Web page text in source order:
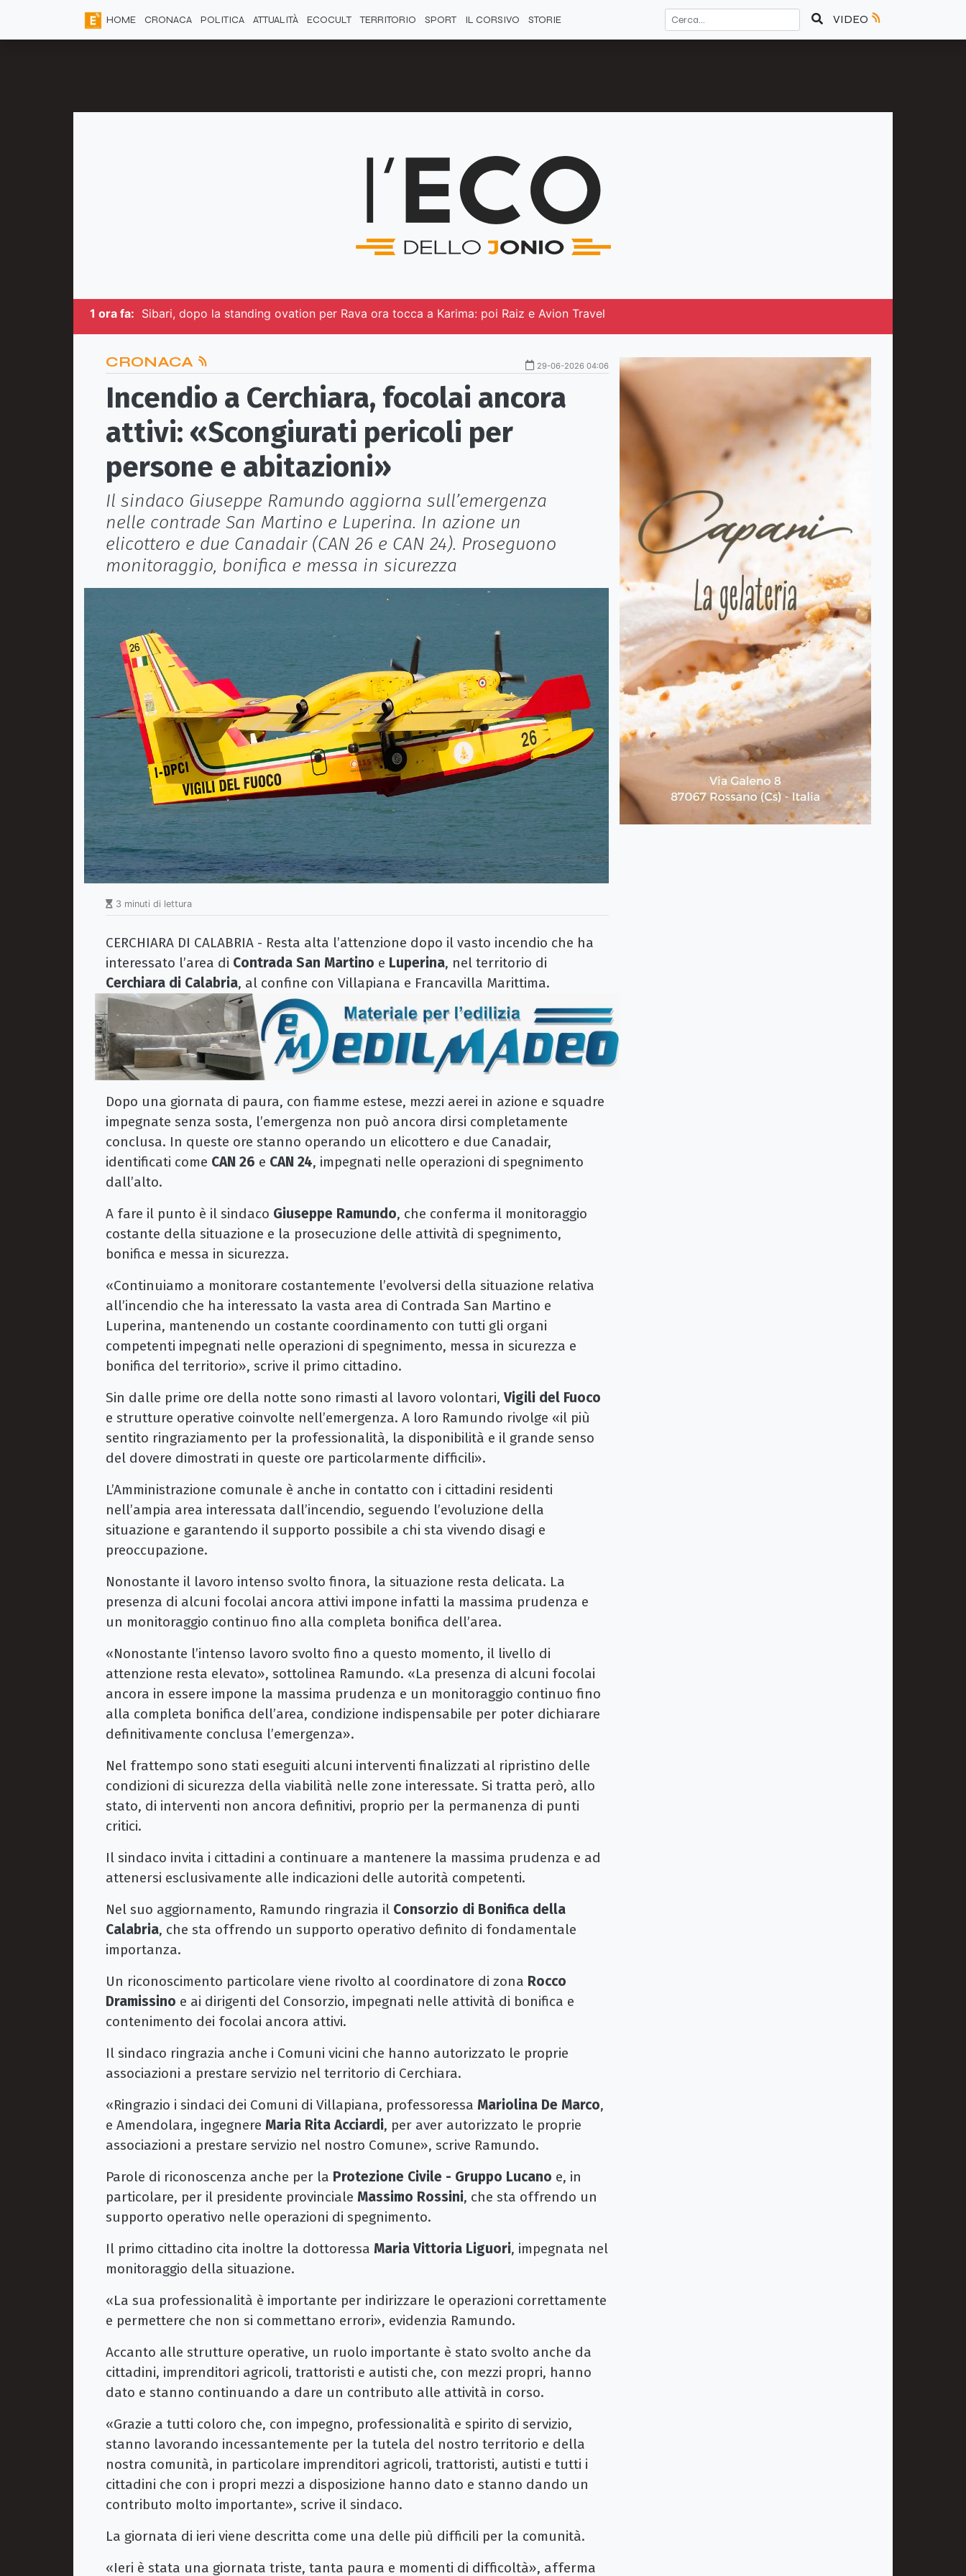
HOME CRONACA POLITICA ATTUALITÀ ECOCULT TERRITORIO SPORT IL CORSIVO STORIE VIDEO
1 ora fa: Sibari, dopo la standing ovation per Rava ora tocca a Karima: poi Raiz e Avion Travel
CRONACA 29-06-2026 04:06
Incendio a Cerchiara, focolai ancora
attivi: «Scongiurati pericoli per
persone e abitazioni»
Il sindaco Giuseppe Ramundo aggiorna sull’emergenza
nelle contrade San Martino e Luperina. In azione un
elicottero e due Canadair (CAN 26 e CAN 24). Proseguono
monitoraggio, bonifica e messa in sicurezza
3 minuti di lettura
CERCHIARA DI CALABRIA - Resta alta l’attenzione dopo il vasto incendio che ha
interessato l’area di Contrada San Martino e Luperina, nel territorio di
Cerchiara di Calabria, al confine con Villapiana e Francavilla Marittima.
Dopo una giornata di paura, con fiamme estese, mezzi aerei in azione e squadre
impegnate senza sosta, l’emergenza non può ancora dirsi completamente
conclusa. In queste ore stanno operando un elicottero e due Canadair,
identificati come CAN 26 e CAN 24, impegnati nelle operazioni di spegnimento
dall’alto.
A fare il punto è il sindaco Giuseppe Ramundo, che conferma il monitoraggio
costante della situazione e la prosecuzione delle attività di spegnimento,
bonifica e messa in sicurezza.
«Continuiamo a monitorare costantemente l’evolversi della situazione relativa
all’incendio che ha interessato la vasta area di Contrada San Martino e
Luperina, mantenendo un costante coordinamento con tutti gli organi
competenti impegnati nelle operazioni di spegnimento, messa in sicurezza e
bonifica del territorio», scrive il primo cittadino.
Sin dalle prime ore della notte sono rimasti al lavoro volontari, Vigili del Fuoco
e strutture operative coinvolte nell’emergenza. A loro Ramundo rivolge «il più
sentito ringraziamento per la professionalità, la disponibilità e il grande senso
del dovere dimostrati in queste ore particolarmente difficili».
L’Amministrazione comunale è anche in contatto con i cittadini residenti
nell’ampia area interessata dall’incendio, seguendo l’evoluzione della
situazione e garantendo il supporto possibile a chi sta vivendo disagi e
preoccupazione.
Nonostante il lavoro intenso svolto finora, la situazione resta delicata. La
presenza di alcuni focolai ancora attivi impone infatti la massima prudenza e
un monitoraggio continuo fino alla completa bonifica dell’area.
«Nonostante l’intenso lavoro svolto fino a questo momento, il livello di
attenzione resta elevato», sottolinea Ramundo. «La presenza di alcuni focolai
ancora in essere impone la massima prudenza e un monitoraggio continuo fino
alla completa bonifica dell’area, condizione indispensabile per poter dichiarare
definitivamente conclusa l’emergenza».
Nel frattempo sono stati eseguiti alcuni interventi finalizzati al ripristino delle
condizioni di sicurezza della viabilità nelle zone interessate. Si tratta però, allo
stato, di interventi non ancora definitivi, proprio per la permanenza di punti
critici.
Il sindaco invita i cittadini a continuare a mantenere la massima prudenza e ad
attenersi esclusivamente alle indicazioni delle autorità competenti.
Nel suo aggiornamento, Ramundo ringrazia il Consorzio di Bonifica della
Calabria, che sta offrendo un supporto operativo definito di fondamentale
importanza.
Un riconoscimento particolare viene rivolto al coordinatore di zona Rocco
Dramissino e ai dirigenti del Consorzio, impegnati nelle attività di bonifica e
contenimento dei focolai ancora attivi.
Il sindaco ringrazia anche i Comuni vicini che hanno autorizzato le proprie
associazioni a prestare servizio nel territorio di Cerchiara.
«Ringrazio i sindaci dei Comuni di Villapiana, professoressa Mariolina De Marco,
e Amendolara, ingegnere Maria Rita Acciardi, per aver autorizzato le proprie
associazioni a prestare servizio nel nostro Comune», scrive Ramundo.
Parole di riconoscenza anche per la Protezione Civile - Gruppo Lucano e, in
particolare, per il presidente provinciale Massimo Rossini, che sta offrendo un
supporto operativo nelle operazioni di spegnimento.
Il primo cittadino cita inoltre la dottoressa Maria Vittoria Liguori, impegnata nel
monitoraggio della situazione.
«La sua professionalità è importante per indirizzare le operazioni correttamente
e permettere che non si commettano errori», evidenzia Ramundo.
Accanto alle strutture operative, un ruolo importante è stato svolto anche da
cittadini, imprenditori agricoli, trattoristi e autisti che, con mezzi propri, hanno
dato e stanno continuando a dare un contributo alle attività in corso.
«Grazie a tutti coloro che, con impegno, professionalità e spirito di servizio,
stanno lavorando incessantemente per la tutela del nostro territorio e della
nostra comunità, in particolare imprenditori agricoli, trattoristi, autisti e tutti i
cittadini che con i propri mezzi a disposizione hanno dato e stanno dando un
contributo molto importante», scrive il sindaco.
La giornata di ieri viene descritta come una delle più difficili per la comunità.
«Ieri è stata una giornata triste, tanta paura e momenti di difficoltà», afferma